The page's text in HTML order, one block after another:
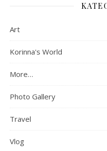
Art
Korinna's World
More…
Photo Gallery
Travel
Vlog